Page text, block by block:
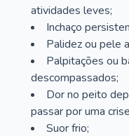
atividades leves;
Inchaço
Palidez ou pele
Palpitações ou
descompassados;
Dor no peito
passar por uma
Suor frio;